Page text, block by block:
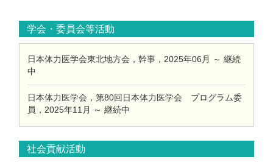
学会・委員会等活動
日本体力医学会東北地方会，幹事，2025年06月 ～ 継続
中
日本体力医学会，第80回日本体力医学会 プログラム委
員，2025年11月 ～ 継続中
社会貢献活動